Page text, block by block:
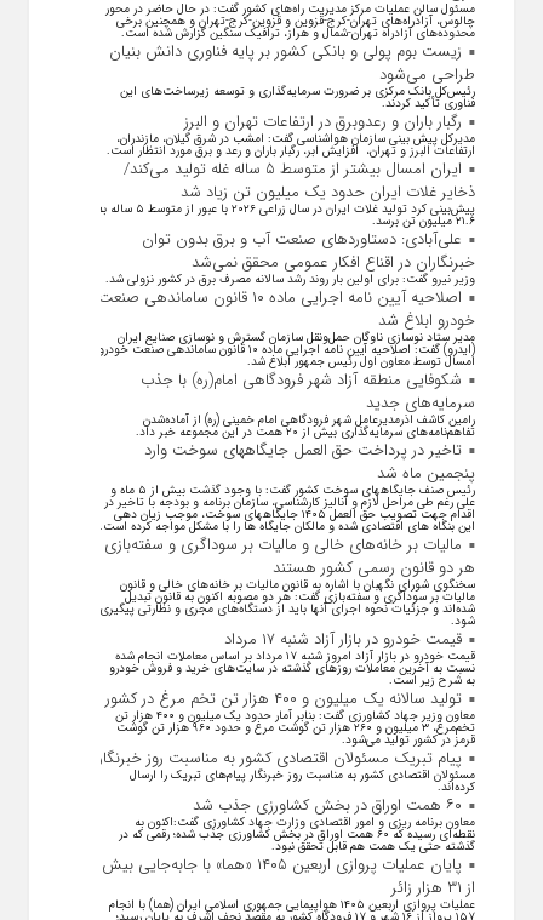
مسئول سالن عملیات مرکز مدیریت راه‌های کشور گفت: در حال حاضر در محور
چالوس، آزادراه‌های تهران-کرج-قزوین و قزوین-کرج-تهران و همچنین برخی
محدوده‌های آزادراه تهران-شمال و هراز، ترافیک سنگین گزارش شده است.
زیست بوم پولی و بانکی کشور بر پایه فناوری دانش بنیان
طراحی می‌شود
رئیس‌کل بانک مرکزی بر ضرورت سرمایه‌گذاری و توسعه زیرساخت‌های این
فناوری تأکید کردند.
رگبار باران و رعدوبرق در ارتفاعات تهران و البرز
مدیرکل پیش بینی سازمان هواشناسی گفت: امشب در شرق گیلان، مازندران،
ارتفاعات البرز و تهران، افزایش ابر، رگبار باران و رعد و برق مورد انتظار است.
ایران امسال بیشتر از متوسط ۵ ساله غله تولید می‌کند/
ذخایر غلات ایران حدود یک میلیون تن زیاد شد
پیش‌بینی کرد تولید غلات ایران در سال زراعی ۲۰۲۶ با عبور از متوسط ۵ ساله به
۲۱.۶ میلیون تن برسد.
علی‌آبادی: دستاورد‌های صنعت آب و برق بدون توان
خبرنگاران در اقناع افکار عمومی محقق نمی‌شد
وزیر نیرو گفت: برای اولین بار روند رشد سالانه مصرف برق در کشور نزولی شد.
اصلاحیه آیین نامه اجرایی ماده ۱۰ قانون ساماندهی صنعت
خودرو ابلاغ شد
مدیر ستاد نوسازی ناوگان حمل‌ونقل سازمان گسترش و نوسازی صنایع ایران
(ایدرو) گفت: اصلاحیه آیین نامه اجرایی ماده ۱۰ قانون ساماندهی صنعت خودرو
امسال توسط معاون اول رئیس جمهور ابلاغ شد.
شکوفایی منطقه آزاد شهر فرودگاهی امام(ره) با جذب
سرمایه‌های جدید
رامین کاشف اذرمدیرعامل شهر فرودگاهی امام خمینی (ره) از آماده‌شدن
تفاهم‌نامه‌های سرمایه‌گذاری بیش از ۲۰ همت در این مجموعه خبر داد.
تاخیر در پرداخت حق العمل جایگاههای سوخت وارد
پنجمین ماه شد
رئیس صنف جایگاههای سوخت کشور گفت: با وجود گذشت بیش از ۵ ماه و
علی رغم طی مراحل لازم و آنالیز کارشناسی، سازمان برنامه و بودجه با تاخیر در
اقدام جهت تصویب حق العمل ۱۴۰۵ جایگاههای سوخت، موجب زیان دهی
این بنگاه های اقتصادی شده و مالکان جایگاه ها را با مشکل مواجه کرده است.
مالیات بر خانه‌های خالی و مالیات بر سوداگری و سفته‌بازی
هر دو قانون رسمی کشور هستند
سخنگوی شورای نگهبان با اشاره به قانون مالیات بر خانه‌های خالی و قانون
مالیات بر سوداگری و سفته‌بازی گفت: هر دو مصوبه اکنون به قانون تبدیل
شده‌اند و جزئیات نحوه اجرای آنها باید از دستگاه‌های مجری و نظارتی پیگیری
شود.
قیمت خودرو در بازار آزاد شنبه ۱۷ مرداد
قیمت خودرو در بازار آزاد امروز شنبه ۱۷ مرداد بر اساس معاملات انجام شده
نسبت به آخرین معاملات روز‌های گذشته در سایت‌های خرید و فروش خودرو
به شرح زیر است.
تولید سالانه یک میلیون و ۴۰۰ هزار تن تخم مرغ در کشور
معاون وزیر جهاد کشاورزی گفت: بنابر آمار حدود یک میلیون و ۴۰۰ هزار تن
تخم‌مرغ، ۳ میلیون و ۲۶۰ هزار تن گوشت مرغ و حدود ۹۶۰ هزار تن گوشت
قرمز در کشور تولید می‌شود.
پیام تبریک مسئولان اقتصادی کشور به مناسبت روز خبرنگار
مسئولان اقتصادی کشور به مناسبت روز خبرنگار پیام‌های تبریک را ارسال
کرده‌اند.
۶۰ همت اوراق در بخش کشاورزی جذب شد
معاون برنامه ریزی و امور اقتصادی وزارت جهاد کشاورزی گفت:اکنون به
نقطه‌ای رسیده که ۶۰ همت اوراق در بخش کشاورزی جذب شده؛ رقمی که در
گذشته حتی یک همت هم قابل تحقق نبود.
پایان عملیات پروازی اربعین ۱۴۰۵ «هما» با جابه‌جایی بیش
از ۳۱ هزار زائر
عملیات پروازی اربعین ۱۴۰۵ هواپیمایی جمهوری اسلامی ایران (هما) با انجام